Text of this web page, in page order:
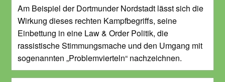
Am Beispiel der Dortmunder Nordstadt lässt sich die
Wirkung dieses rechten Kampfbegriffs, seine
Einbettung in eine Law & Order Politik, die
rassistische Stimmungsmache und den Umgang mit
sogenannten „Problemvierteln“ nachzeichnen.